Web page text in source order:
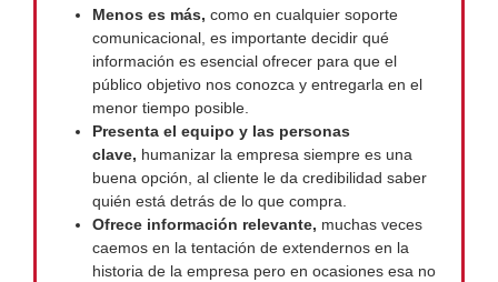
Menos es más, como en cualquier soporte
comunicacional, es importante decidir qué
información es esencial ofrecer para que el
público objetivo nos conozca y entregarla en el
menor tiempo posible.
Presenta el equipo y las personas
clave, humanizar la empresa siempre es una
buena opción, al cliente le da credibilidad saber
quién está detrás de lo que compra.
Ofrece información relevante, muchas veces
caemos en la tentación de extendernos en la
historia de la empresa pero en ocasiones esa no